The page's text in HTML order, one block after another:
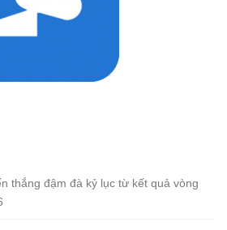
thắng đậm đà kỷ lục từ kết quả vòng